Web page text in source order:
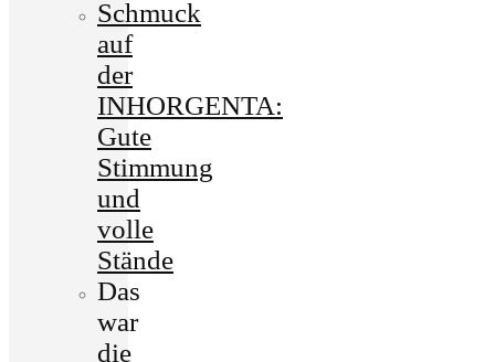
Schmuck
auf
der
INHORGENTA:
Gute
Stimmung
und
volle
Stände
Das
war
die